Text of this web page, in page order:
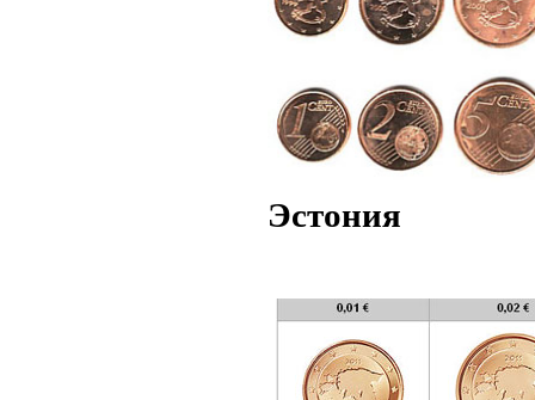
Эстония